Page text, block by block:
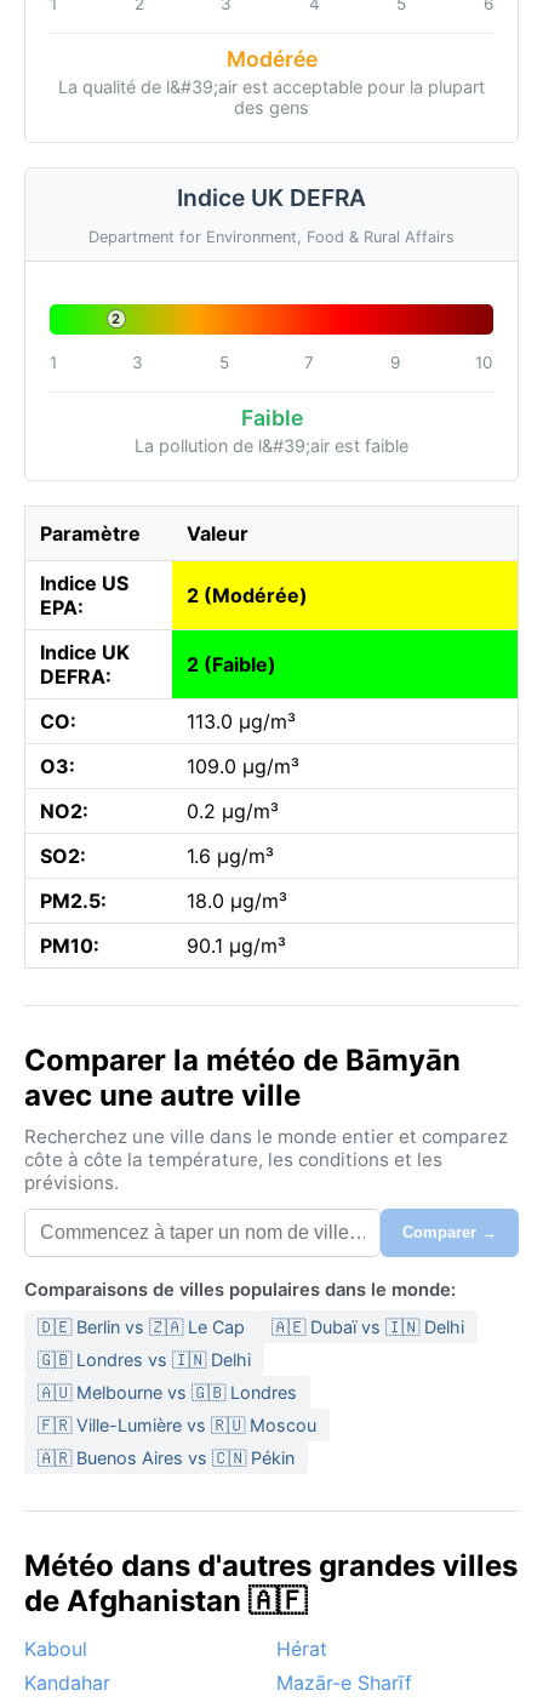
Modérée
La qualité de l&#39;air est acceptable pour la plupart
des gens
Indice UK DEFRA
Department for Environment, Food & Rural Affairs
2
1 3 5 7 9 10
Faible
La pollution de l&#39;air est faible
Paramètre Valeur
Indice US
EPA:
2 (Modérée)
Indice UK
DEFRA:
2 (Faible)
CO:
113.0 µg/m³
O3:
109.0 µg/m³
NO2:
0.2 µg/m³
SO2:
1.6 µg/m³
PM2.5:
18.0 µg/m³
PM10:
90.1 µg/m³
Comparer la météo de Bāmyān
avec une autre ville
Recherchez une ville dans le monde entier et comparez
côte à côte la température, les conditions et les
prévisions.
Comparer →
Comparaisons de villes populaires dans le monde:
🇩🇪 Berlin vs 🇿🇦 Le Cap
🇦🇪 Dubaï vs 🇮🇳 Delhi
🇬🇧 Londres vs 🇮🇳 Delhi
🇦🇺 Melbourne vs 🇬🇧 Londres
🇫🇷 Ville-Lumière vs 🇷🇺 Moscou
🇦🇷 Buenos Aires vs 🇨🇳 Pékin
Météo dans d'autres grandes villes
de Afghanistan 🇦🇫
Kaboul
Hérat
Kandahar
Mazār-e Sharīf